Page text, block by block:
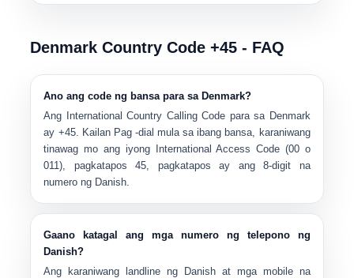
Denmark Country Code +45 - FAQ
Ano ang code ng bansa para sa Denmark?
Ang International Country Calling Code para sa Denmark
ay +45. Kailan Pag -dial mula sa ibang bansa, karaniwang
tinawag mo ang iyong International Access Code (00o
011), pagkatapos45, pagkatapos ay ang 8-digit na
numero ng Danish.
Gaano katagal ang mga numero ng telepono ng
Danish?
Ang karaniwang landline ng Danish at mga mobile na